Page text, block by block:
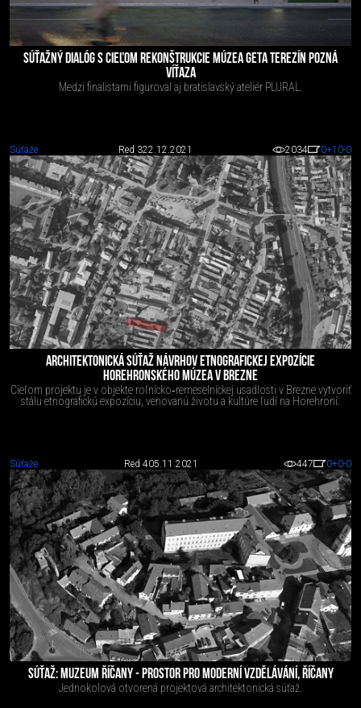
SÚŤAŽNÝ DIALÓG S CIEĽOM REKONŠTRUKCIE MÚZEA GETA TEREZÍN POZNÁ
VÍŤAZA
Medzi finalistami figuroval aj bratislavský ateliér PLURAL.
Súťaže Red 322.12.2021 2034 0+10-0
ARCHITEKTONICKÁ SÚŤAŽ NÁVRHOV ETNOGRAFICKEJ EXPOZÍCIE
HOREHRONSKÉHO MÚZEA V BREZNE
Cieľom projektu je v objekte roľnícko‐remeselníckej usadlosti v Brezne vytvoriť
stálu etnografickú expozíciu, venovanú životu a kultúre ľudí na Horehroní.
Súťaže Red 405.11.2021 447 0+0-0
SÚŤAŽ: MUZEUM ŘÍČANY - PROSTOR PRO MODERNÍ VZDĚLÁVÁNÍ, ŘÍČANY
Jednokolová otvorená projektová architektonická súťaž.